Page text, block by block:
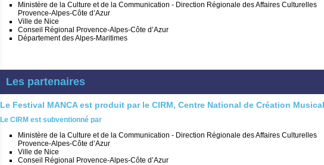
Ministère de la Culture et de la Communication - Direction Régionale des Affaires Culturelles
Provence-Alpes-Côte d’Azur
Ville de Nice
Conseil Régional Provence-Alpes-Côte d’Azur
Département des Alpes-Maritimes
Les partenaires
Le Festival MANCAest produit par le CIRM, Centre National de Création
Le CIRM est subventionné par
Ministère de la Culture et de la Communication - Direction Régionale des Affaires Culturelles
Provence-Alpes-Côte d’Azur
Ville de Nice
Conseil Régional Provence-Alpes-Côte d’Azur